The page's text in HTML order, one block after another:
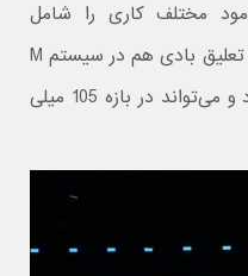
حالت‌های رانندگی است که 9 مود مختلف کاری را شامل
می‌شود. همچنین تغییرات سیستم تعلیق بادی هم در سیستم M
ATS به صورت اکتیو انجام می‌شود و می‌تواند در بازه 105 میلی